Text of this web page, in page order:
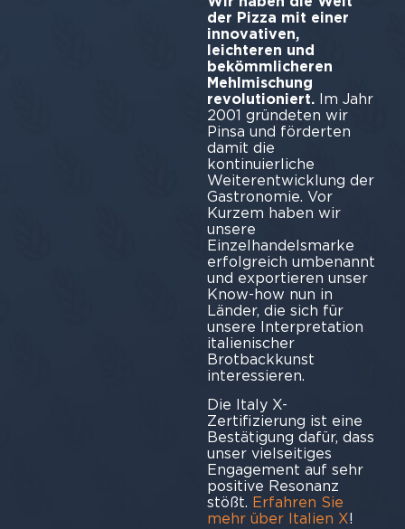
der Pizza mit einer
innovativen,
leichteren und
bekömmlicheren
Mehlmischung
revolutioniert.Im Jahr
2001 gründeten wir
Pinsa und förderten
damit die
kontinuierliche
Weiterentwicklung der
Gastronomie. Vor
Kurzem haben wir
unsere
Einzelhandelsmarke
erfolgreich umbenannt
und exportieren unser
Know-how nun in
Länder, die sich für
unsere Interpretation
italienischer
Brotbackkunst
interessieren.
Die Italy X-
Zertifizierung ist eine
Bestätigung dafür, dass
unser vielseitiges
Engagement auf sehr
positive Resonanz
stößt. Erfahren Sie
mehr über Italien X!